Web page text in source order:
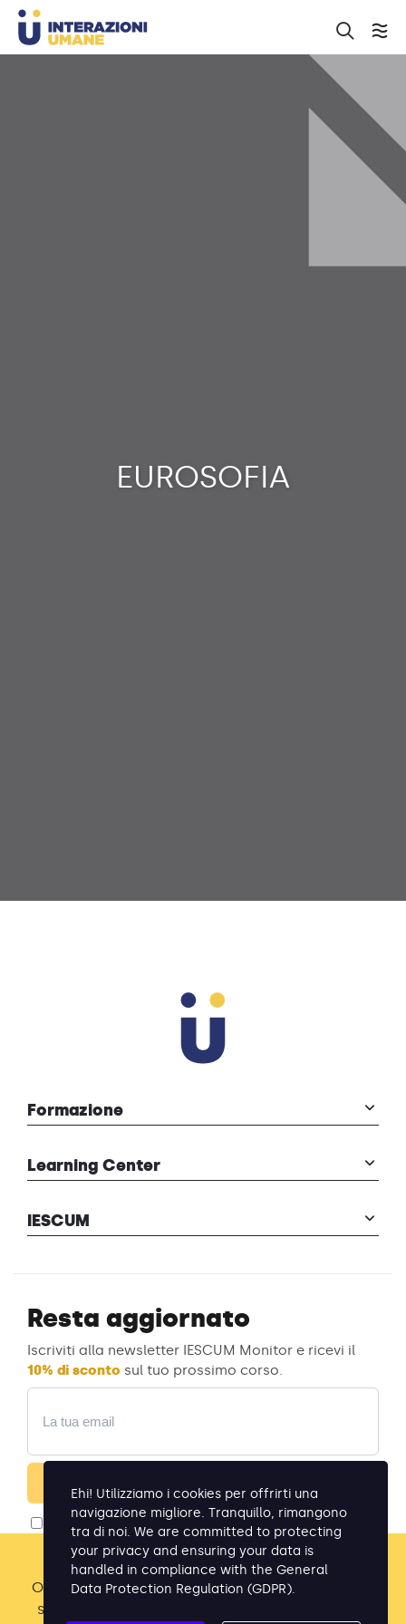
☀️ ESTATE DI PROMOZIONI SPECIALI
Ogni settimana di agosto, nuovi eventi formativi
scontati: -10%, cumulabile con l’early booking,
EUROSOFIA
Formazione
Learning Center
IESCUM
Resta aggiornato
Iscriviti alla newsletter IESCUM Monitor e ricevi il
10% di sconto sul tuo prossimo corso.
Email
Acconsento al trattamento dei dati per la
newsletter (
privacy policy )
Prosopo
Ehi! Utilizziamo i cookies per offrirti una
navigazione migliore. Tranquillo, rimangono
tra di noi. We are committed to protecting
your privacy and ensuring your data is
handled in compliance with the General
Data Protection Regulation (GDPR).